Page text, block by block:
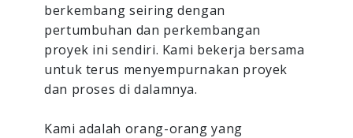
berkembang seiring dengan
pertumbuhan dan perkembangan
proyek ini sendiri. Kami bekerja bersama
untuk terus menyempurnakan proyek
dan proses di dalamnya.
Kami adalah orang-orang yang